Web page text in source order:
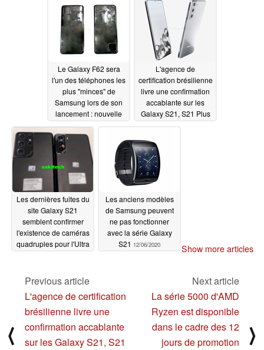
pour le Galaxy S21
12/11/2020
versions 888 du
Qualcomm
Snapdragon
12/10/2020
Le Galaxy F62 sera
l'un des téléphones les
plus "minces" de
Samsung lors de son
lancement : nouvelle
fuite12/10/2020
L'agence de
certification brésilienne
livre une confirmation
accablante sur les
Galaxy S21, S21 Plus
Les dernières fuites du
site Galaxy S21
semblent confirmer
l'existence de caméras
quadruples pour l'Ultra
l'ensemble12/08/2020
Les anciens modèles
de Samsung peuvent
ne pas fonctionner
avec la série Galaxy
S21 12/06/2020 Show more articles
⟨
Previous article
L'agence de certification
brésilienne livre une
confirmation accablante
sur les Galaxy S21, S21
Next article
La série 5000 d'AMD
Ryzen est disponible
dans le cadre des 12
jours de promotion
⟩